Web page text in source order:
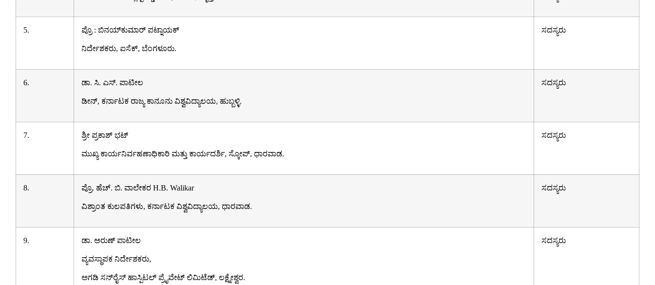
5. ಪ್ರೊ : ಬಿನಯ್‌ಕುಮಾರ್ ಪಟ್ನಾಯಕ್
ನಿರ್ದೇಶಕರು, ಐಸೆಕ್, ಬೆಂಗಳೂರು.
ಸದಸ್ಯರು
6. ಡಾ. ಸಿ. ಎಸ್. ಪಾಟೀಲ
ಡೀನ್, ಕರ್ನಾಟಕ ರಾಜ್ಯ ಕಾನೂನು ವಿಶ್ವವಿದ್ಯಾಲಯ, ಹುಬ್ಬಳ್ಳಿ.
ಸದಸ್ಯರು
7. ಶ್ರೀ ಪ್ರಕಾಶ್ ಭಟ್
ಮುಖ್ಯ ಕಾರ್ಯನಿರ್ವಹಣಾಧಿಕಾರಿ ಮತ್ತು ಕಾರ್ಯದರ್ಶಿ, ಸ್ಕೋಪ್, ಧಾರವಾಡ.
ಸದಸ್ಯರು
8. ಪ್ರೊ. ಹೆಚ್. ಬಿ. ವಾಲೇಕರ H.B. Walikar
ವಿಶ್ರಾಂತ ಕುಲಪತಿಗಳು, ಕರ್ನಾಟಕ ವಿಶ್ವವಿದ್ಯಾಲಯ, ಧಾರವಾಡ.
ಸದಸ್ಯರು
9. ಡಾ. ಅರುಣ್ ಪಾಟೀಲ
ವ್ಯವಸ್ಥಾಪಕ ನಿರ್ದೇಶಕರು,
ಅಗಡಿ ಸನ್‌ರೈಸ್ ಹಾಸ್ಪಿಟಲ್ ಪ್ರೈವೇಟ್ ಲಿಮಿಟೆಡ್, ಲಕ್ಷ್ಮೇಶ್ವರ.
ಸದಸ್ಯರು